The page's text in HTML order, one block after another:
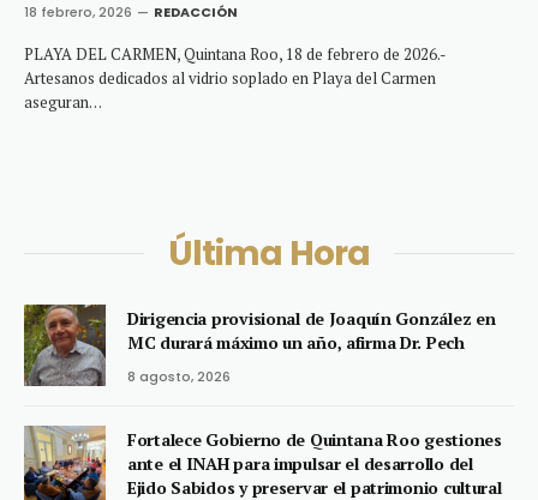
18 febrero, 2026 REDACCIÓN
PLAYA DEL CARMEN, Quintana Roo, 18 de febrero de 2026.-
Artesanos dedicados al vidrio soplado en Playa del Carmen
aseguran…
Última Hora
Dirigencia provisional de Joaquín González en
MC durará máximo un año, afirma Dr. Pech
8 agosto, 2026
Fortalece Gobierno de Quintana Roo gestiones
ante el INAH para impulsar el desarrollo del
Ejido Sabidos y preservar el patrimonio cultural